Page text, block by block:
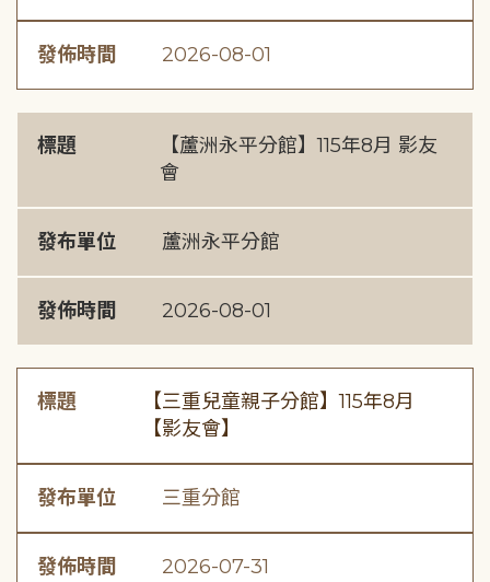
發佈時間 2026-08-01
標題
【蘆洲永平分館】115年8月 影友
會
發布單位 蘆洲永平分館
發佈時間 2026-08-01
標題
【三重兒童親子分館】115年8月
【影友會】
發布單位 三重分館
發佈時間 2026-07-31